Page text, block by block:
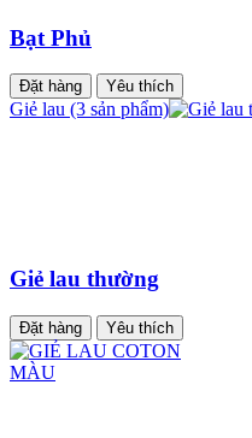
Bạt Phủ
Đặt hàng Yêu thích
Giẻ lau (3 sản phẩm)
Giẻ lau thường
Đặt hàng Yêu thích